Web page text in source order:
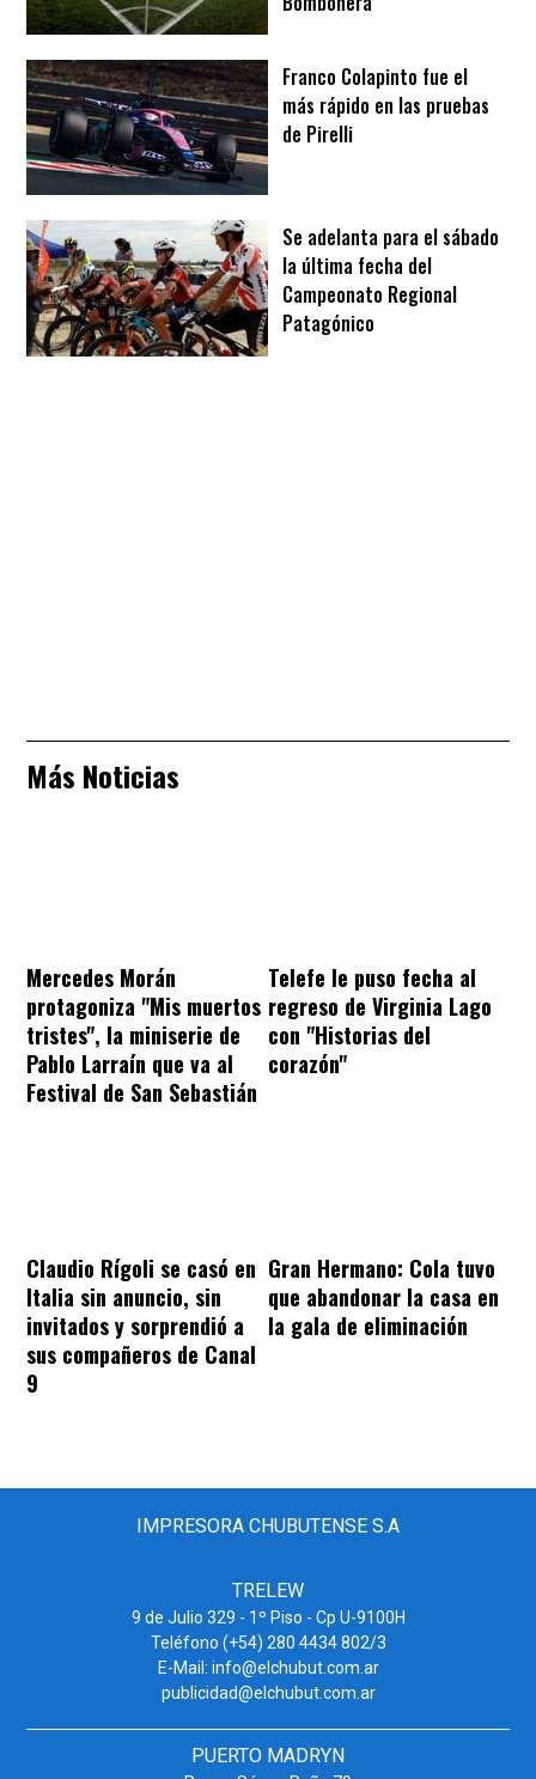
Franco Colapinto fue el
más rápido en las pruebas
de Pirelli
Se adelanta para el sábado
la última fecha del
Campeonato Regional
Patagónico
Más Noticias
Mercedes Morán
protagoniza "Mis muertos
tristes", la miniserie de
Pablo Larraín que va al
Festival de San Sebastián
Telefe le puso fecha al
regreso de Virginia Lago
con "Historias del
corazón"
Claudio Rígoli se casó en
Italia sin anuncio, sin
invitados y sorprendió a
sus compañeros de Canal
9
Gran Hermano: Cola tuvo
que abandonar la casa en
la gala de eliminación
IMPRESORA CHUBUTENSE S.A
TRELEW
9 de Julio 329 - 1º Piso - Cp U-9100H
Teléfono (+54) 280 4434 802/3
E-Mail: info@elchubut.com.ar
publicidad@elchubut.com.ar
PUERTO MADRYN